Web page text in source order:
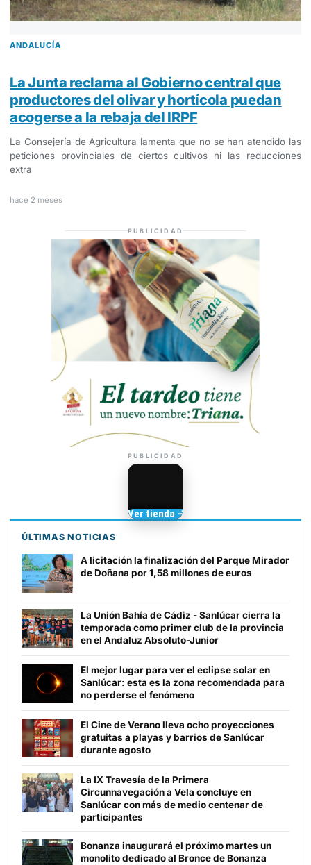
ANDALUCÍA
La Junta reclama al Gobierno central que
productores del olivar y hortícola puedan
acogerse a la rebaja del IRPF
La Consejería de Agricultura lamenta que no se han atendido las
peticiones provinciales de ciertos cultivos ni las reducciones
extra
hace 2 meses
PUBLICIDAD
PUBLICIDAD
TIENDA DE
Camisetas de Sanlúcar
Ver tienda →
ÚLTIMAS NOTICIAS
A licitación la finalización del Parque Mirador
de Doñana por 1,58 millones de euros
La Unión Bahía de Cádiz - Sanlúcar cierra la
temporada como primer club de la provincia
en el Andaluz Absoluto-Junior
El mejor lugar para ver el eclipse solar en
Sanlúcar: esta es la zona recomendada para
no perderse el fenómeno
El Cine de Verano lleva ocho proyecciones
gratuitas a playas y barrios de Sanlúcar
durante agosto
La IX Travesía de la Primera
Circunnavegación a Vela concluye en
Sanlúcar con más de medio centenar de
participantes
Bonanza inaugurará el próximo martes un
monolito dedicado al Bronce de Bonanza